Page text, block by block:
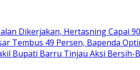
Dikerjakan, Hertasning Capai
Tembus 49 Persen, Bapenda
Bupati Barru Tinjau Aksi